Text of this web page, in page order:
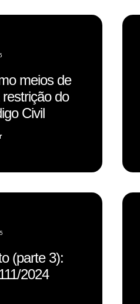
meios de
do
Civil
(parte 3):
2024